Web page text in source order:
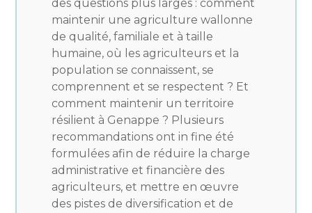
des questions plus larges : comment
maintenir une agriculture wallonne
de qualité, familiale et à taille
humaine, où les agriculteurs et la
population se connaissent, se
comprennent et se respectent ? Et
comment maintenir un territoire
résilient à Genappe ? Plusieurs
recommandations ont in fine été
formulées afin de réduire la charge
administrative et financière des
agriculteurs, et mettre en œuvre
des pistes de diversification et de